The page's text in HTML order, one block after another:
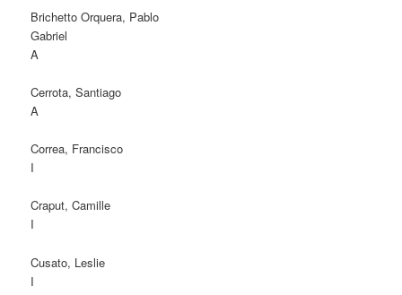
Brichetto Orquera, Pablo
Gabriel
A
Cerrota, Santiago
A
Correa, Francisco
I
Craput, Camille
I
Cusato, Leslie
I